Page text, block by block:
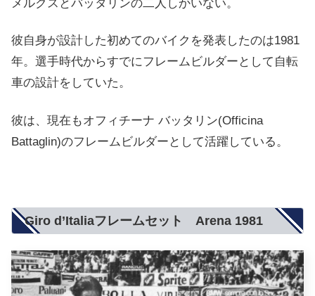
メルクスとバッタリンの二人しかいない。
彼自身が設計した初めてのバイクを発表したのは1981
年。選手時代からすでにフレームビルダーとして自転
車の設計をしていた。
彼は、現在もオフィチーナ バッタリン(Officina
Battaglin)のフレームビルダーとして活躍している。
Giro d’Italiaフレームセット Arena 1981